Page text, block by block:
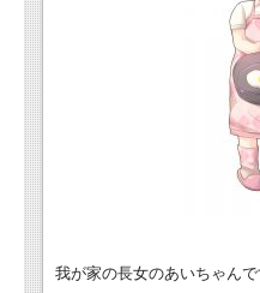
我が家の長女のあいちゃんで